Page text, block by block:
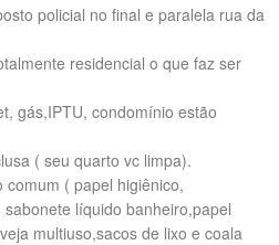
policial no final e paralela rua da
residencial o que faz ser
gás,IPTU, condomínio estão
( seu quarto vc limpa).
comum ( papel higiênico,
líquido banheiro,papel
multiuso,sacos de lixo e coala